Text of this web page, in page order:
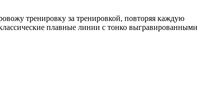
тренировку за тренировкой, повторяя каждую
плавные линии с тонко выгравированными